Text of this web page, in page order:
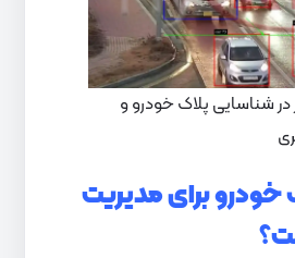
شناسایی پلاک خودرو و
برای مدیریت